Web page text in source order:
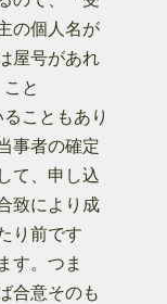
の個人名が
屋号があれ
と
こともあり
事者の確定
て、申し込
致により成
り前です
す。つま
合意そのも